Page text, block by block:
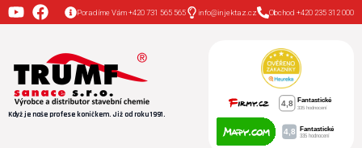
Poradíme Vám +420 731 565 565 info@injektaz.cz Obchod +420 235 312 000
Když je naše profese koníčkem. Již od roku 1991.